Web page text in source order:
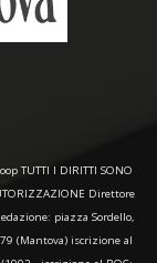
TUTTI I DIRITTI SONO
Direttore
piazza Sordello,
(Mantova) iscrizione al